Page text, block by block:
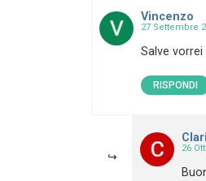
Vincenzo
27 Settembre
Salve vorrei
RISPONDI
26